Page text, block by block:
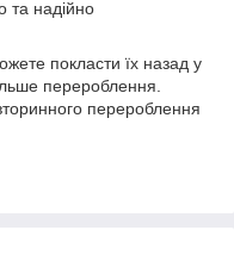
та надійно
покласти їх назад у
перероблення.
перероблення